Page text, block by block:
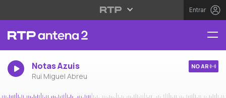
Entrar
Notas Azuis
Rui Miguel Abreu
NO AR